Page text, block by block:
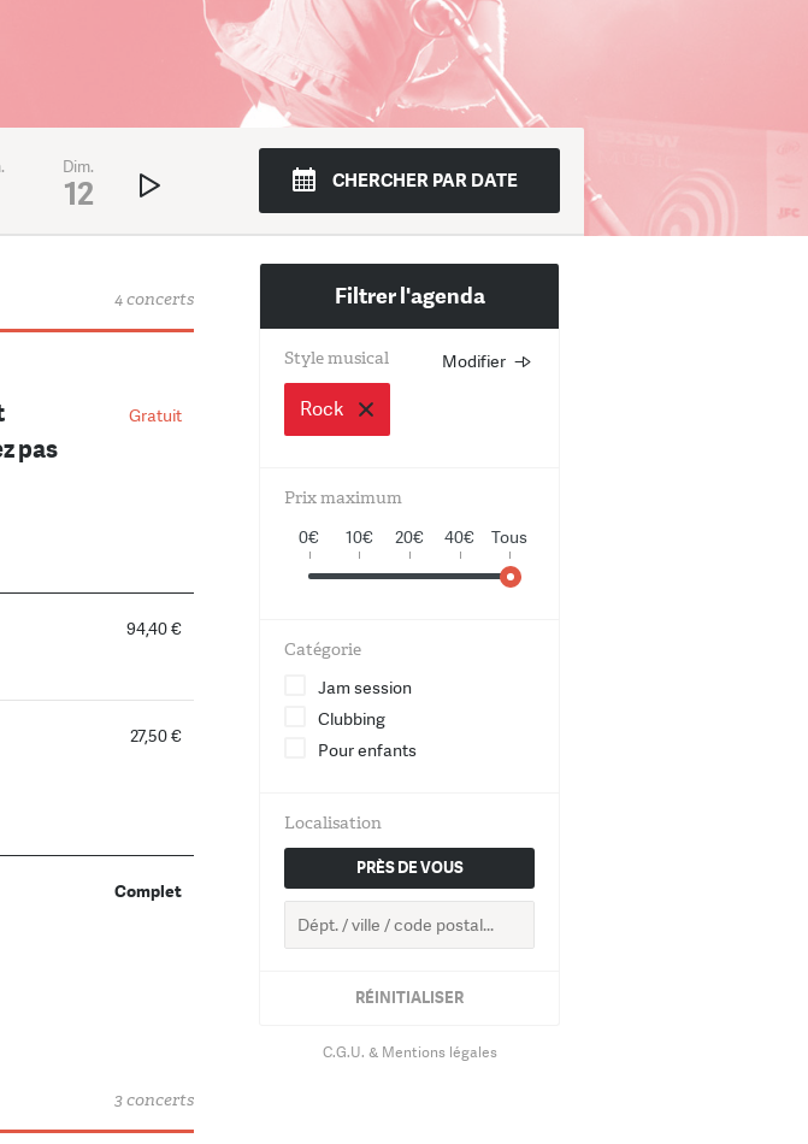
Dim.
12 13 15 16 19
CHERCHER PAR DATE
4 concerts
Gratuit
pas
94,40 €
27,50 €
Complet
3 concerts
Filtrer l'agenda
Style musical Modifier
Rock
Prix maximum
0€ 10€ 20€ 40€ Tous
Catégorie
Jam session
Clubbing
Pour enfants
Localisation
PRÈS DE VOUS
RÉINITIALISER
C.G.U. & Mentions légales